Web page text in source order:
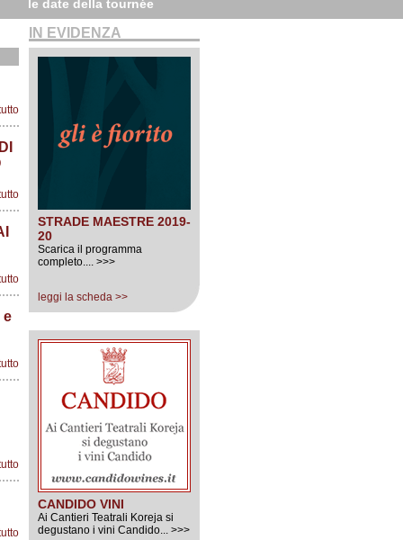
le date della tournée
e
IN EVIDENZA
STRADE MAESTRE 2019-
20
Scarica il programma
completo.... >>>
leggi la scheda >>
CANDIDO VINI
Ai Cantieri Teatrali Koreja si
degustano i vini Candido... >>>